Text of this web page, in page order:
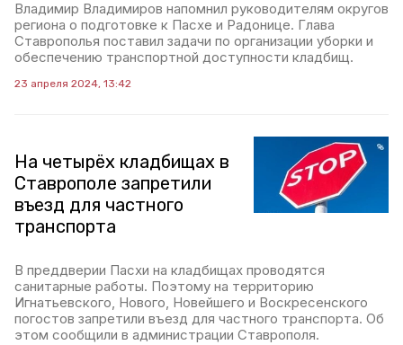
Владимир Владимиров напомнил руководителям округов
региона о подготовке к Пасхе и Радонице. Глава
Ставрополья поставил задачи по организации уборки и
обеспечению транспортной доступности кладбищ.
23 апреля 2024, 13:42
На четырёх кладбищах в
Ставрополе запретили
въезд для частного
транспорта
В преддверии Пасхи на кладбищах проводятся
санитарные работы. Поэтому на территорию
Игнатьевского, Нового, Новейшего и Воскресенского
погостов запретили въезд для частного транспорта. Об
этом сообщили в администрации Ставрополя.